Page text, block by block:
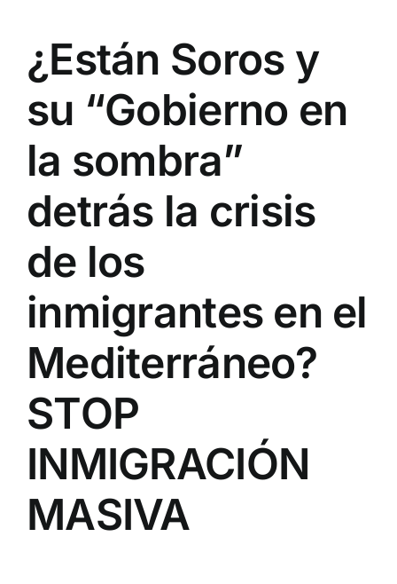
¿Están Soros y
su “Gobierno en
la sombra”
detrás la crisis
de los
inmigrantes en el
Mediterráneo?
STOP
INMIGRACIÓN
MASIVA